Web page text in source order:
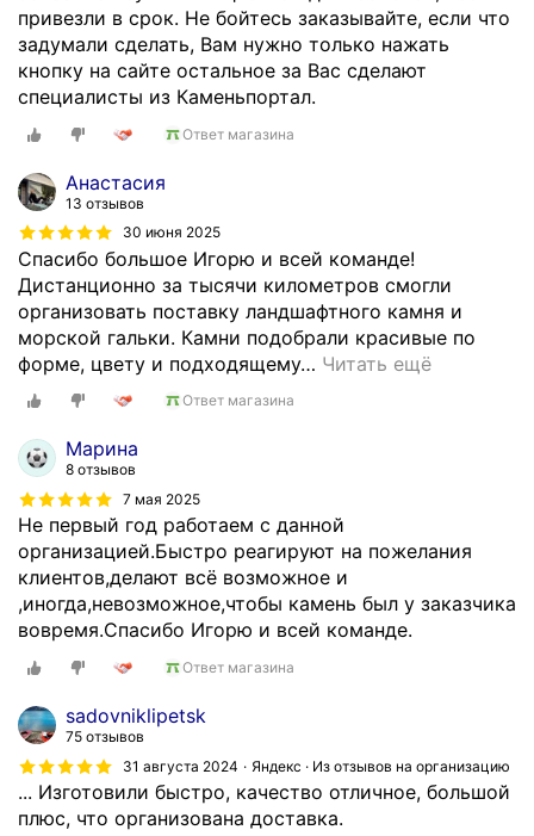
привезли в срок. Не бойтесь заказывайте, если что
задумали сделать, Вам нужно только нажать
кнопку на сайте остальное за Вас сделают
специалисты из Каменьпортал.
Ответ магазина
Анастасия
13 отзывов
30 июня 2025
Спасибо большое Игорю и всей команде!
Дистанционно за тысячи километров смогли
организовать поставку ландшафтного камня и
морской гальки. Камни подобрали красивые по
форме, цвету и подходящему… Читать ещё
Ответ магазина
Марина
8 отзывов
7 мая 2025
Не первый год работаем с данной
организацией.Быстро реагируют на пожелания
клиентов,делают всё возможное и
,иногда,невозможное,чтобы камень был у заказчика
вовремя.Спасибо Игорю и всей команде.
Ответ магазина
sadovniklipetsk
75 отзывов
31 августа 2024
Яндекс · Из отзывов на организацию
... Изготовили быстро, качество отличное, большой
плюс, что организована доставка.